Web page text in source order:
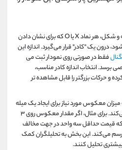
در نمودار نقطه و شکل، هر نماد X یا O که برای نشان دادن
درون یک "کادر" قرار می‌گیرد. اندازه این
فقط در صورتی روی نمودار ثبت می‌
انتخاب اندازه کادر مناسب،
کرده و حرکات بزرگتر را قابل مشاهده ‌تر
میزان معکوس مورد نیاز برای ایجاد یک میله
جدید در نمودار را تعیین می‌کند. برای مثال، اگر مقدار معکوس روی ۳
که قیمت حداقل سه واحد در جهت مخالف
می‌کند. این بخش به تحلیلگران کمک
تحلیل کنند.